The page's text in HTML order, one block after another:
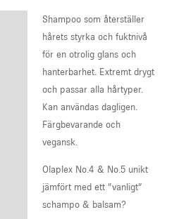
Shampoo som återställer
hårets styrka och fuktnivå
för en otrolig glans och
hanterbarhet. Extremt drygt
och passar alla hårtyper.
Kan användas dagligen.
Färgbevarande och
vegansk.
Olaplex No.4 & No.5 unikt
jämfört med ett ”vanligt”
schampo & balsam?